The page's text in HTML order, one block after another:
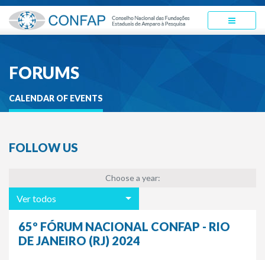
FORUMS
CALENDAR OF EVENTS
FOLLOW US
Choose a year:
Ver todos
65º FÓRUM NACIONAL CONFAP - RIO
DE JANEIRO (RJ) 2024